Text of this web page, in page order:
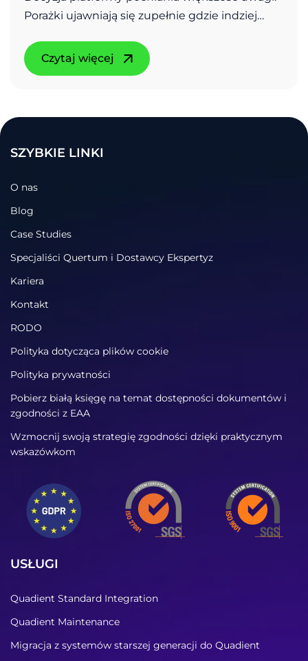
Porażki ujawniają się zupełnie gdzie indziej…
Czytaj więcej
SZYBKIE LINKI
O nas
Blog
Case Studies
Specjaliści Quertum i Dostawcy Ekspertyz
Kariera
Kontakt
RODO
Polityka dotycząca plików cookie
Polityka prywatności
Pobierz białą księgę na temat dostępności dokumentów i
zgodności z EAA
Wzmocnij swoją strategię zgodności dzięki praktycznym
wskazówkom
USŁUGI
Quadient Standard Integration
Quadient Maintenance
Migracja z systemów starszej generacji do Quadient